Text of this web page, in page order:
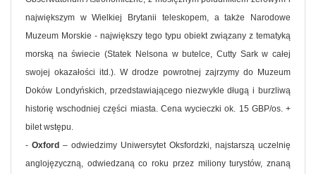
największym w Wielkiej Brytanii teleskopem, a także Narodowe
Muzeum Morskie - największy tego typu obiekt związany z tematyką
morską na świecie (Statek Nelsona w butelce, Cutty Sark w całej
swojej okazałości itd.). W drodze powrotnej zajrzymy do Muzeum
Doków Londyńskich, przedstawiającego niezwykle długą i burzliwą
historię wschodniej części miasta. Cena wycieczki ok. 15 GBP/os. +
bilet wstępu.
- Oxford – odwiedzimy Uniwersytet Oksfordzki, najstarszą uczelnię
anglojęzyczną, odwiedzaną co roku przez miliony turystów, znaną